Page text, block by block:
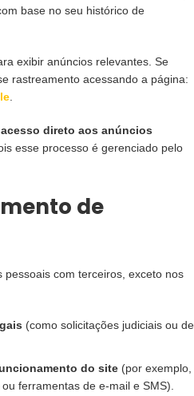
base no seu histórico de
exibir anúncios relevantes. Se
rastreamento acessando a página:
direto aos anúncios
esse processo é gerenciado pelo
de
com terceiros, exceto nos
(como solicitações judiciais ou de
do site (por exemplo,
ferramentas de e-mail e SMS).